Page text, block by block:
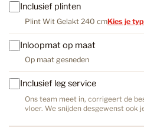
Inclusief plinten
Plint Wit Gelakt 240 cmKies je
Inloopmat op maat
Op maat gesneden
Inclusief leg service
Ons team meet in, corrigeert de
vloer. We snijden desgewenst ook